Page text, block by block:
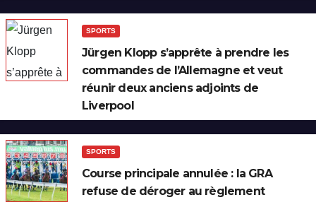
SPORTS
Jürgen Klopp s’apprête à prendre les
commandes de l’Allemagne et veut
réunir deux anciens adjoints de
Liverpool
SPORTS
Course principale annulée : la GRA
refuse de déroger au règlement